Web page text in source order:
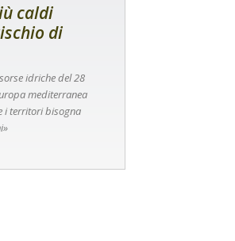
caldi
di
idriche del 28
mediterranea
i territori bisogna